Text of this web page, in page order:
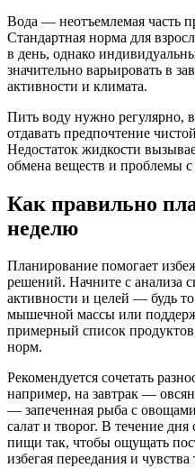
Вода — неотъемлемая часть
Стандартная норма для
в день, однако
значительно варьировать в
активности и климата.
Пить воду нужно регулярно,
отдавать предпочтение
Недостаток жидкости
обмена веществ и проблемы
Как правильно
неделю
Планирование помогает
решений. Начните с анализа
активности и целей — будь
мышечной массы или
примерный список
норм.
Рекомендуется сочетать
например, на завтрак —
— запеченная рыба с
салат и творог. В течение дня
пищи так, чтобы ощущать
избегая переедания и чувства